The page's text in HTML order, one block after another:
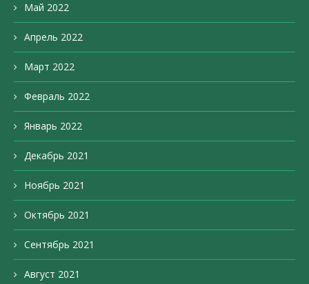
Май 2022
Апрель 2022
Март 2022
Февраль 2022
Январь 2022
Декабрь 2021
Ноябрь 2021
Октябрь 2021
Сентябрь 2021
Август 2021